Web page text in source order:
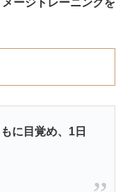
に目覚め、1日